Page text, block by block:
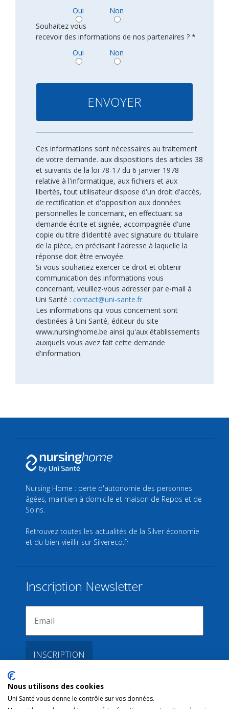
Oui
Non
Souhaitez vous
recevoir des informations de nos partenaires ? *
Oui
Non
Ces informations sont nécessaires au traitement
de votre demande. aux dispositions des articles 38
et suivants de la loi 78-17 du 6 janvier 1978
relative à l'informatique, aux fichiers et aux
libertés, tout utilisateur dispose d'un droit d'accès,
de rectification et d'opposition aux données
personnelles le concernant, en effectuant sa
demande écrite et signée, accompagnée d'une
copie du titre d'identité avec signature du titulaire
de la pièce, en précisant l'adresse à laquelle la
réponse doit être envoyée.
Si vous souhaitez exercer ce droit et obtenir
communication des informations vous
concernant, veuillez-vous adresser par e-mail à
Uni Santé : contact@uni-sante.fr
Les informations qui vous concernent sont
destinées à Uni Santé, éditeur du site
www.nursinghome.be ainsi qu'aux établissements
auxquels vous avez fait cette demande
d'information.
Nursing Home : perte d'autonomie des personnes
âgées, maintien à domicile et maison de Repos et de
Soins.
Retrouvez toutes les actualités de la Silver économie
et du bien-vieillir sur Silvereco.fr
Inscription Newsletter
Liens
Nous utilisons des cookies
Uni Santé vous donne le contrôle sur vos données.